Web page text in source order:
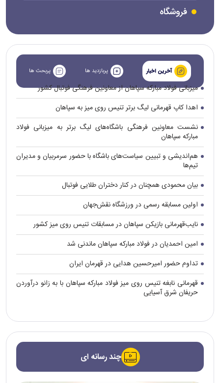
فروشگاه
آخرین اخبار پربازدید ها پربحث ها
میزبانی فولاد مبارکه سپاهان از معاونین فرهنگی فوتبال کشور
اهدا کاپ قهرمانی لیگ برتر تنیس روی میز به سپاهان
نشست معاونین فرهنگی باشگاه‌های لیگ برتر به میزبانی فولاد
مبارکه سپاهان
هم‌اندیشی و تبیین سیاست‌های باشگاه با حضور سرمربیان و مدیران
تیم‌ها
بیان محمودی همچنان در کنار دختران طلایی فوتبال
اولین مسابقه رسمی در ورزشگاه نقش‌جهان
نایب‌قهرمانی بازیکن سپاهان در مسابقات تنیس روی میز کشور
امین احمدیان در فولاد مبارکه سپاهان ماندنی شد
تداوم حضور امیرحسین هدایی در قهرمان ایران
قهرمانی نابغه تنیس روی میز فولاد مبارکه سپاهان با به زانو درآوردن
حریفان شرق آسیایی
چند رسانه ای